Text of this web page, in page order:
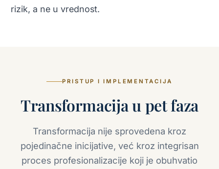
rizik, a ne u vrednost.
PRISTUP I IMPLEMENTACIJA
Transformacija u pet faza
Transformacija nije sprovedena kroz
pojedinačne inicijative, već kroz integrisan
proces profesionalizacije koji je obuhvatio